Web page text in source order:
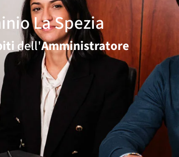
La Spezia
dell'Amministratore